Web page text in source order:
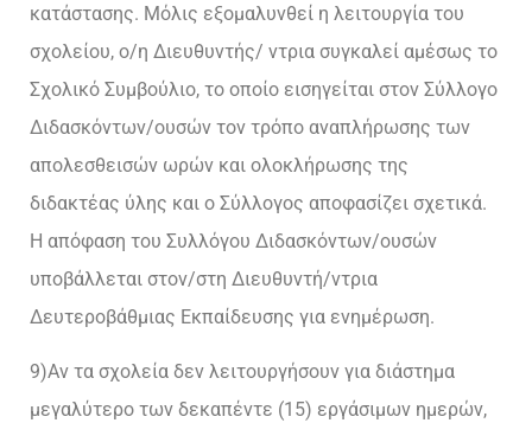
κατάστασης. Μόλις εξομαλυνθεί η λειτουργία του
σχολείου, ο/η Διευθυντής/ ντρια συγκαλεί αμέσως το
Σχολικό Συμβούλιο, το οποίο εισηγείται στον Σύλλογο
Διδασκόντων/ουσών τον τρόπο αναπλήρωσης των
απολεσθεισών ωρών και ολοκλήρωσης της
διδακτέας ύλης και ο Σύλλογος αποφασίζει σχετικά.
Η απόφαση του Συλλόγου Διδασκόντων/ουσών
υποβάλλεται στον/στη Διευθυντή/ντρια
Δευτεροβάθμιας Εκπαίδευσης για ενημέρωση.
9)Αν τα σχολεία δεν λειτουργήσουν για διάστημα
μεγαλύτερο των δεκαπέντε (15) εργάσιμων ημερών,